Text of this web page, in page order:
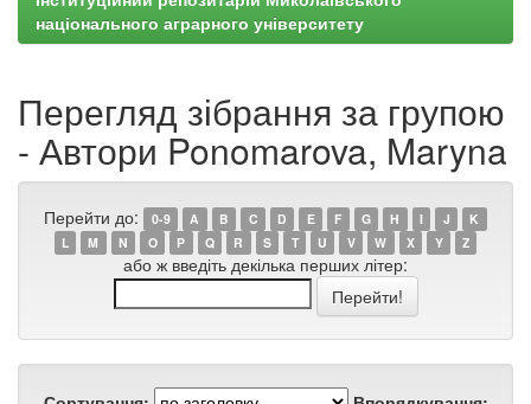
національного аграрного університету
Перегляд зібрання за групою
- Автори Ponomarova, Maryna
Перейти до: 0-9 A B C D E F G H I J
K
L
M N O P Q R S T U V W X Y Z
або ж введіть декілька перших літер: